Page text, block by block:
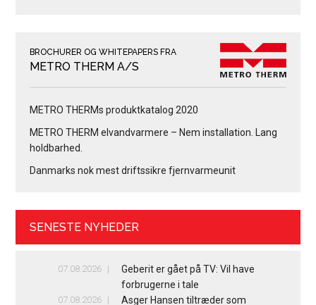
BROCHURER OG WHITEPAPERS FRA
METRO THERM A/S
METRO THERMs produktkatalog 2020
METRO THERM elvandvarmere – Nem installation. Lang
holdbarhed.
Danmarks nok mest driftssikre fjernvarmeunit
SENESTE NYHEDER
07.08.2026
Geberit er gået på TV: Vil have
forbrugerne i tale
07.08.2026
Asger Hansen tiltræder som